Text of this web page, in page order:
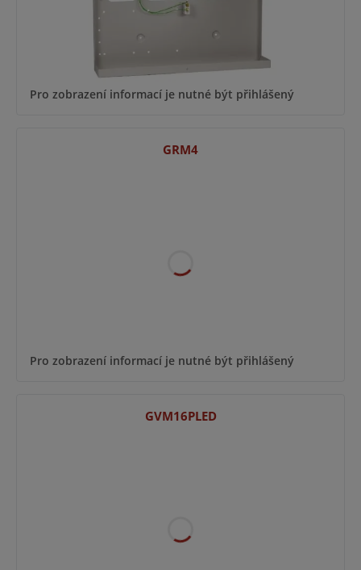
Pro zobrazení informací je nutné být přihlášený
GRM4
Pro zobrazení informací je nutné být přihlášený
GVM16PLED